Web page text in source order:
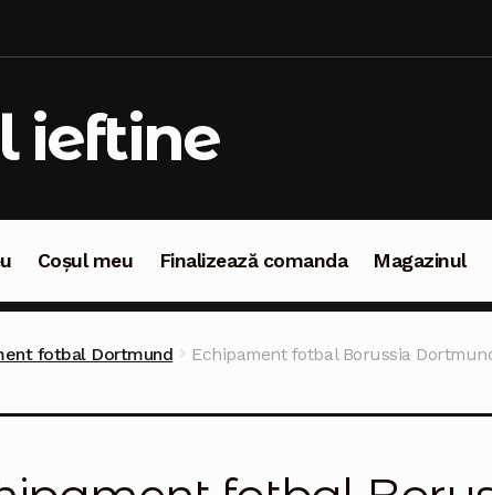
ieftine
Coșul meu Finalizează comanda Magazinul
fotbal Dortmund
Echipament fotbal Borussia